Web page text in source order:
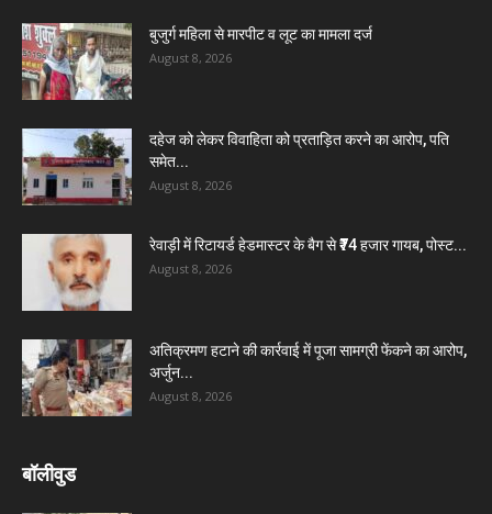
बुजुर्ग महिला से मारपीट व लूट का मामला दर्ज
August 8, 2026
दहेज को लेकर विवाहिता को प्रताड़ित करने का आरोप, पति
समेत...
August 8, 2026
रेवाड़ी में रिटायर्ड हेडमास्टर के बैग से ₹74 हजार गायब, पोस्ट...
August 8, 2026
अतिक्रमण हटाने की कार्रवाई में पूजा सामग्री फेंकने का आरोप,
अर्जुन...
August 8, 2026
बॉलीवुड